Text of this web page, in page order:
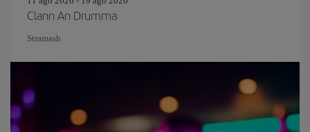
Clann An Drumma
Stramash